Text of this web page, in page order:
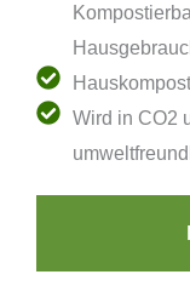
Wird in CO2